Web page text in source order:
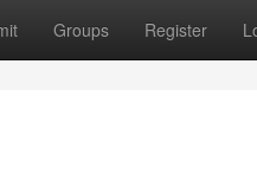
Groups Register